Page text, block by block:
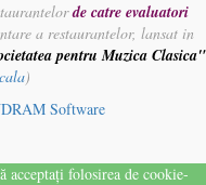
de catre evaluatori
a restaurantelor, lansat in
pentru Muzica Clasica"
)
Software
acceptați folosirea de cookie-